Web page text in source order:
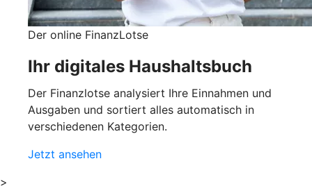
Der online FinanzLotse
Ihr digitales Haushaltsbuch
Der Finanzlotse analysiert Ihre Einnahmen und
Ausgaben und sortiert alles automatisch in
verschiedenen Kategorien.
Jetzt ansehen
>